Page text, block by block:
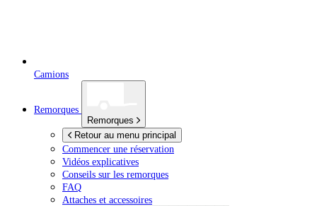
Camions
Remorques
Remorques
Retour au menu principal
Commencer une réservation
Vidéos explicatives
Conseils sur les remorques
FAQ
Attaches et accessoires